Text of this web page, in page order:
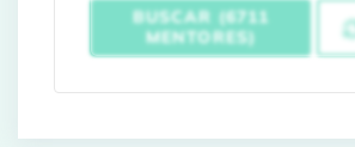
BUSCAR (6711
MENTORES)